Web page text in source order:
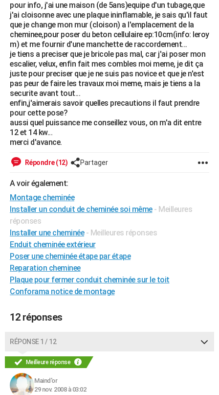
Art de vivre
Bien-être
Loisirs
Mode
Modes de vie
SANTE
Alimentation
Guide de la santé
Maladies
Médicaments
Sommeil
VOYAGE
Destinations
City break
Voyage nature
Voyage de noces
Forum
Climat
+PHOTO
GUIDES D'ACHAT
BONS PLANS
CARTE DE VOEUX
Carte de Noël
Carte Bonne année
Carte Saint-Valentin
Carte Pâques
Carte d'anniversaire
DICTIONNAIRE
Dictionnaire
Biographies
Citations
Expressions
Proverbes
PROGRAMME TV
COPAINS D'AVANT
S'inscrire
Se connecter
Lycées
Collèges
Primaires
Universités
Entreprises
Service militaire
Avis de recherche
AVIS DE DÉCÈS
FORUM
Bricolage
Lifestyle
Culture
Sport
Auto
Television
Voyage
Cinema
pour info, j'ai une maison (de 5ans)equipe d'un tubage,que
j'ai cloisonne avec une plaque ininflamable, je sais qu'il faut
que je change mon mur (cloison) a l'emplacement de la
cheminee,pour poser du beton cellulaire ep:10cm(info: leroy
m) et me fournir d'une manchette de raccordement...
je tiens a preciser que je bricole pas mal, car j'ai poser mon
escalier, velux, enfin fait mes combles moi meme, je dit ça
juste pour preciser que je ne suis pas novice et que je n'est
pas peur de faire les travaux moi meme, mais je tiens a la
securite avant tout...
enfin,j'aimerais savoir quelles precautions il faut prendre
pour cette pose?
aussi quel puissance me conseillez vous, on m'a dit entre
12 et 14 kw...
merci d'avance.
Répondre (12) Partager
A voir également:
Montage cheminée
Installer un conduit de cheminée soi même - Meilleures
réponses
Installer une cheminée - Meilleures réponses
Enduit cheminée extérieur
Poser une cheminée étape par étape
Reparation cheminee
Plaque pour fermer conduit cheminée sur le toit
Conforama notice de montage
12 réponses
RÉPONSE 1 / 12
Meilleure réponse
Maind'or
29 nov. 2008 à 03:02